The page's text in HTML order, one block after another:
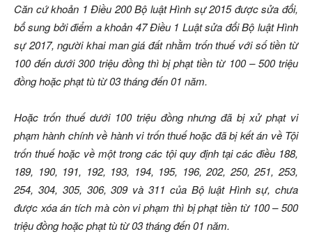
Căn cứ khoản 1 Điều 200 Bộ luật Hình sự 2015 được sửa đổi,
bổ sung bởi điểm a khoản 47 Điều 1 Luật sửa đổi Bộ luật Hình
sự 2017, người khai man giá đất nhằm trốn thuế với số tiền từ
100 đến dưới 300 triệu đồng thì bị phạt tiền từ 100 – 500 triệu
đồng hoặc phạt tù từ 03 tháng đến 01 năm.
Hoặc trốn thuế dưới 100 triệu đồng nhưng đã bị xử phạt vi
phạm hành chính về hành vi trốn thuế hoặc đã bị kết án về Tội
trốn thuế hoặc về một trong các tội quy định tại các điều 188,
189, 190, 191, 192, 193, 194, 195, 196, 202, 250, 251, 253,
254, 304, 305, 306, 309 và 311 của Bộ luật Hình sự, chưa
được xóa án tích mà còn vi phạm thì bị phạt tiền từ 100 – 500
triệu đồng hoặc phạt tù từ 03 tháng đến 01 năm.